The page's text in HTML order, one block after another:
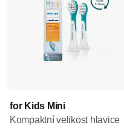
for Kids Mini
Kompaktní velikost hlavice